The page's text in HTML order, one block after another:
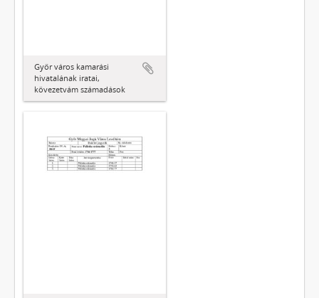
Győr város kamarási
hivatalának iratai,
kövezetvám számadások